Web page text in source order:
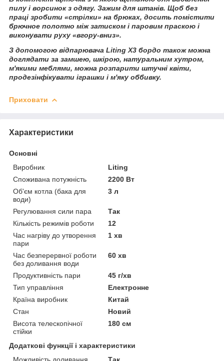
пилу і ворсинок з одягу. Зажим для штанів. Щоб без
праці зробити «стрілки» на брюках, досить помістити
брючное полотно між затиском і паровим праскою і
виконувати руху «вгору-вниз».
З допомогою відпарювача Liting Х3 бордо також можна
доглядати за замшею, шкірою, натуральним хутром,
м'якими меблями, можна розпарити штучні квіти,
продезінфікувати іграшки і м'яку оббивку.
Приховати
Характеристики
Основні
Виробник
Liting
Споживана потужність
2200 Вт
Об'єм котла (бака для
води)
3 л
Регулювання сили пара
Так
Кількість режимів роботи
12
Час нагріву до утворення
пари
1 хв
Час безперервної роботи
без доливання води
60 хв
Продуктивність пари
45 г/хв
Тип управління
Електронне
Країна виробник
Китай
Стан
Новий
Висота телескопічної
стійки
180 см
Додаткові функції і характеристики
Можливість доливання
Так